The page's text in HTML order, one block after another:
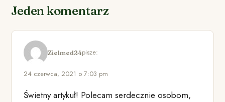
Jeden komentarz
Zielmed24pisze:
24 czerwca, 2021 o 7:03 pm
Świetny artykuł! Polecam serdecznie osobom,